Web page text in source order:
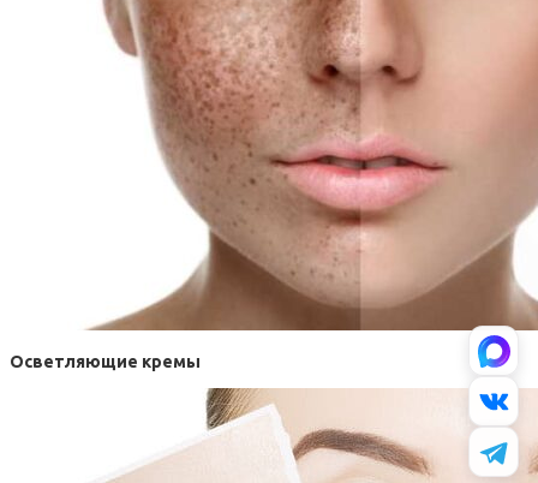
Осветляющие кремы